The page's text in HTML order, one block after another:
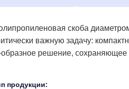
скоба
важную задачу:
решение, сохраняющее
продукции: